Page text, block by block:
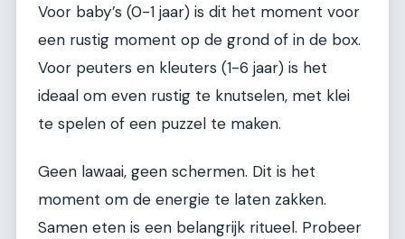
Voor baby’s (0-1 jaar) is dit het moment voor
een rustig moment op de grond of in de box.
Voor peuters en kleuters (1-6 jaar) is het
ideaal om even rustig te knutselen, met klei
te spelen of een puzzel te maken.
Geen lawaai, geen schermen. Dit is het
moment om de energie te laten zakken.
Samen eten is een belangrijk ritueel. Probeer